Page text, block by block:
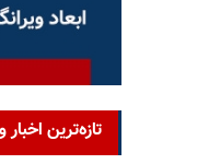
تازه‌ترین